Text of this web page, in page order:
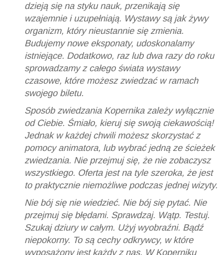
dzieją się na styku nauk, przenikają się
wzajemnie i uzupełniają. Wystawy są jak żywy
organizm, który nieustannie się zmienia.
Budujemy nowe eksponaty, udoskonalamy
istniejące. Dodatkowo, raz lub dwa razy do roku
sprowadzamy z całego świata wystawy
czasowe, które możesz zwiedzać w ramach
swojego biletu.
Sposób zwiedzania Kopernika zależy wyłącznie
od Ciebie. Śmiało, kieruj się swoją ciekawością!
Jednak w każdej chwili możesz skorzystać z
pomocy animatora, lub wybrać jedną ze ścieżek
zwiedzania. Nie przejmuj się, że nie zobaczysz
wszystkiego. Oferta jest na tyle szeroka, że jest
to praktycznie niemożliwe podczas jednej wizyty.
Nie bój się nie wiedzieć. Nie bój się pytać. Nie
przejmuj się błędami. Sprawdzaj. Wątp. Testuj.
Szukaj dziury w całym. Użyj wyobraźni. Bądź
niepokorny. To są cechy odkrywcy, w które
wyposażony jest każdy z nas. W Koperniku